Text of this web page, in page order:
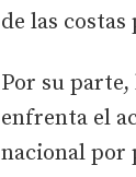
de las costas
Por su parte,
enfrenta el
nacional por